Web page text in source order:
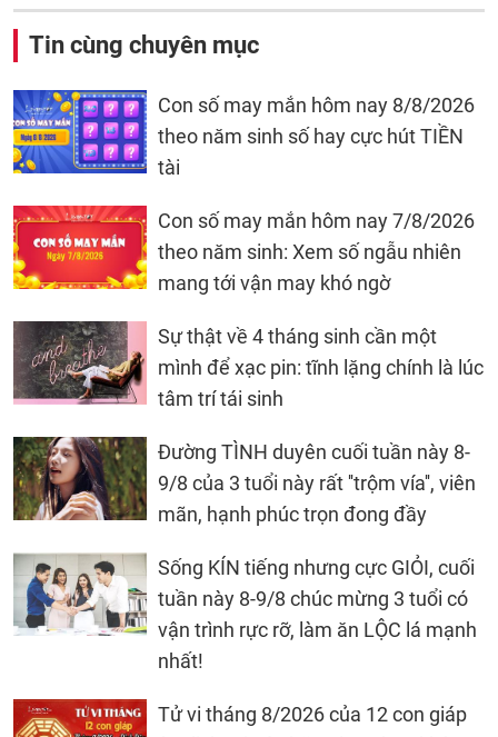
Tin cùng chuyên mục
Con số may mắn hôm nay 8/8/2026
theo năm sinh số hay cực hút TIỀN
tài
Con số may mắn hôm nay 7/8/2026
theo năm sinh: Xem số ngẫu nhiên
mang tới vận may khó ngờ
Sự thật về 4 tháng sinh cần một
mình để xạc pin: tĩnh lặng chính là lúc
tâm trí tái sinh
Đường TÌNH duyên cuối tuần này 8-
9/8 của 3 tuổi này rất ''trộm vía'', viên
mãn, hạnh phúc trọn đong đầy
Sống KÍN tiếng nhưng cực GIỎI, cuối
tuần này 8-9/8 chúc mừng 3 tuổi có
vận trình rực rỡ, làm ăn LỘC lá mạnh
nhất!
Tử vi tháng 8/2026 của 12 con giáp